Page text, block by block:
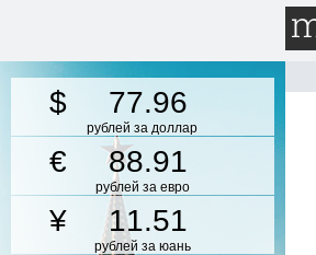
77.96
рублей за доллар
88.91
рублей за евро
11.51
рублей за юань